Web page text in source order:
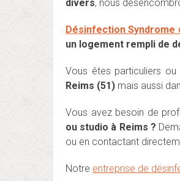
divers, nous
Désinfection Syndrome
un logement rempli de
Vous êtes particuliers
Reims (51) mais aussi
Vous avez besoin de
ou studio à Reims ?
ou en contactant
Notre entreprise de